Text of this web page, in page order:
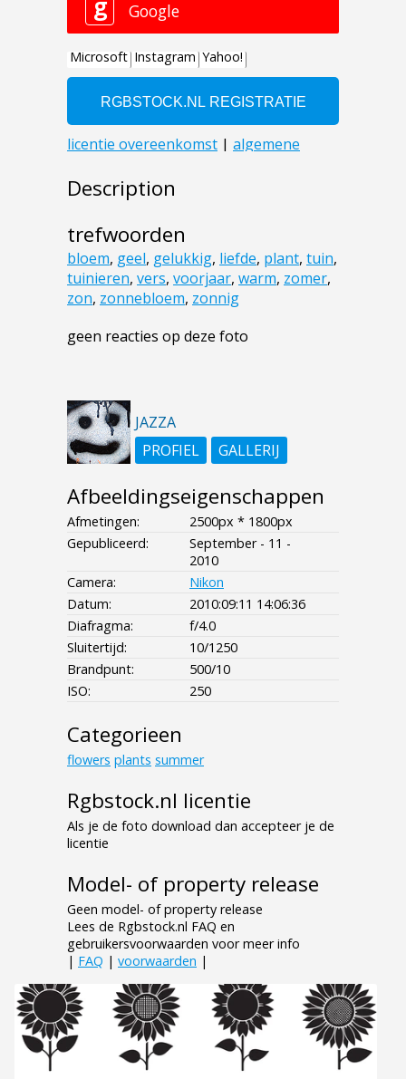
Description
trefwoorden
bloem, geel, gelukkig, liefde, plant, tuin,
tuinieren, vers, voorjaar, warm, zomer,
zon, zonnebloem, zonnig
geen reacties op deze foto
JAZZA
PROFIEL
GALLERIJ
Afbeeldingseigenschappen
Afmetingen:
2500px * 1800px
Gepubliceerd:
September - 11 -
2010
Camera:
Nikon
Datum:
2010:09:11 14:06:36
Diafragma:
f/4.0
Sluitertijd:
10/1250
Brandpunt:
500/10
ISO:
250
Categorieen
flowers plants summer
Rgbstock.nl licentie
Als je de foto download dan accepteer je de
licentie
Model- of property release
Geen model- of property release
Lees de Rgbstock.nl FAQ en
gebruikersvoorwaarden voor meer info
| FAQ | voorwaarden |